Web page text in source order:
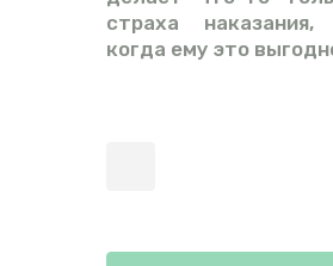
страха
когда ему это